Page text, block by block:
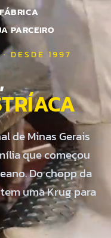
PARCEIRO
DESDE 1997
de Minas Gerais
que começou
Do chopp da
uma Krug para